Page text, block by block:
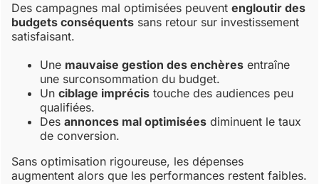
Des campagnes mal optimisées peuventengloutir des
budgets conséquents sans retour sur investissement
satisfaisant.
Une mauvaise gestion des enchères entraîne
une surconsommation du budget.
Unciblage imprécis touche des audiences peu
qualifiées.
Desannonces mal optimisées diminuent le taux
de conversion.
Sans optimisation rigoureuse, les dépenses
augmentent alors que les performances restent faibles.